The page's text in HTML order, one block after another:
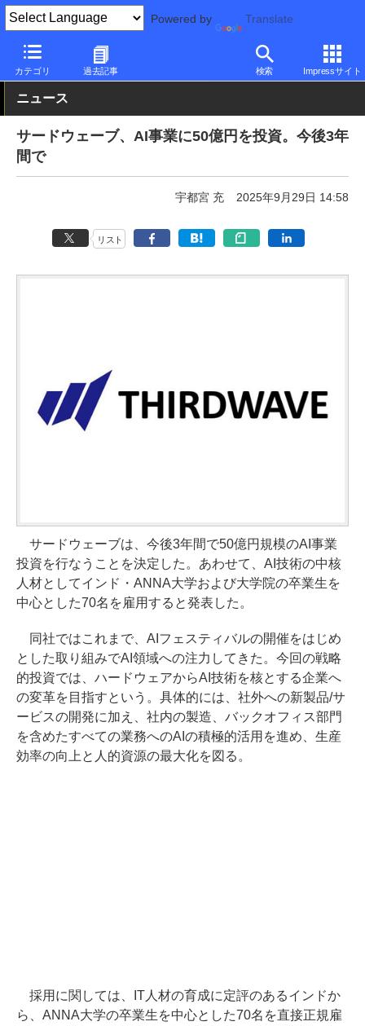
Powered by Translate
カテゴリ 過去記事 検索 Impressサイト
PC Watch 市場 動向
ニュース
サードウェーブ、AI事業に50億円を投資。今後3年
間で
宇都宮 充 2025年9月29日 14:58
リスト
サードウェーブは、今後3年間で50億円規模のAI事業
投資を行なうことを決定した。あわせて、AI技術の中核
人材としてインド・ANNA大学および大学院の卒業生を
中心とした70名を雇用すると発表した。
同社ではこれまで、AIフェスティバルの開催をはじめ
とした取り組みでAI領域への注力してきた。今回の戦略
的投資では、ハードウェアからAI技術を核とする企業へ
の変革を目指すという。具体的には、社外への新製品/サ
ービスの開発に加え、社内の製造、バックオフィス部門
を含めたすべての業務へのAIの積極的活用を進め、生産
効率の向上と人的資源の最大化を図る。
採用に関しては、IT人材の育成に定評のあるインドか
ら、ANNA大学の卒業生を中心とした70名を直接正規雇